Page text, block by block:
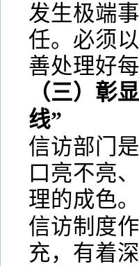
发生极端
任。必须
善处理好
（三）彰
线”
信访部门
口亮不亮
理的成色。
信访制度
充，有着